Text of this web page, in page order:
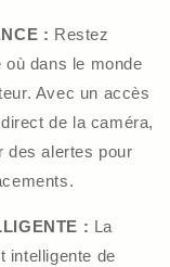
: Restez
dans le monde
Avec un accès
de la caméra,
des alertes pour
: La
intelligente de